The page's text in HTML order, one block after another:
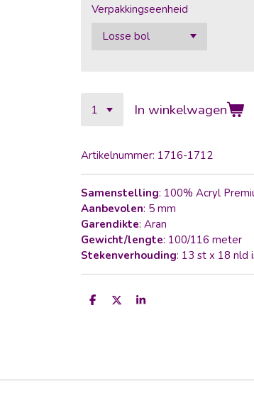
Verpakkingseenheid
In winkelwagen
Artikelnummer: 1716-1712
Samenstelling: 100% Acryl
Aanbevolen: 5 mm
Garendikte: Aran
Gewicht/lengte: 100/116 meter
Stekenverhouding: 13 st x 18 nld
D
D
S